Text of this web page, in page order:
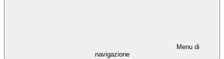
Menu di
navigazione